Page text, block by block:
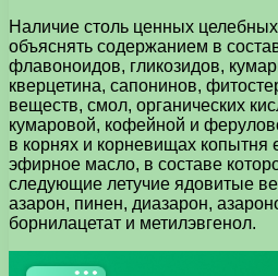
Наличие столь ценных
объяснять содержанием в
флавоноидов, гликозидов,
кверцетина, сапонинов,
веществ, смол, органических
кумаровой, кофейной и
в корнях и корневищах копытня
эфирное масло, в составе
следующие летучие ядовитые
азарон, пинен, диазарон,
борнилацетат и метилэвгенол.